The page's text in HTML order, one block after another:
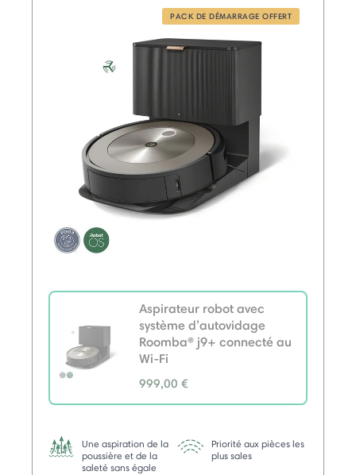
PACK DE DÉMARRAGE OFFERT
Aspirateur robot avec
système d’autovidage
Roomba® j9+ connecté au
Wi-Fi
999,00 €
selected
Une aspiration de la
poussière et de la
saleté sans égale
Priorité aux pièces les
plus sales